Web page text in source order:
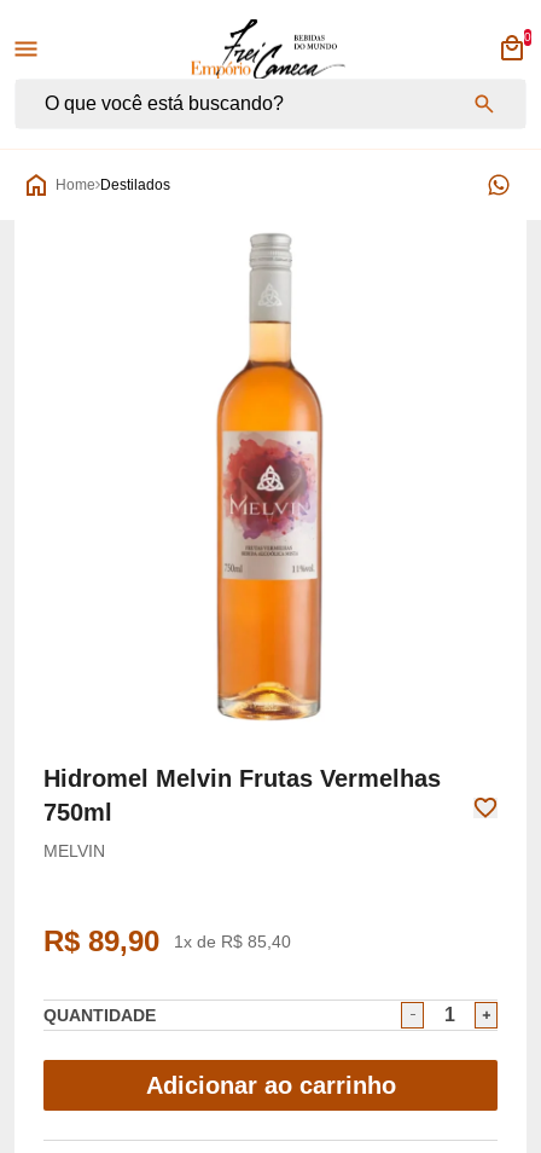
Empório Frei Caneca
0
Home Destilados
Hidromel Melvin Frutas Vermelhas
750ml
MELVIN
R$ 89,90 1x de R$ 85,40
QUANTIDADE
Adicionar ao carrinho